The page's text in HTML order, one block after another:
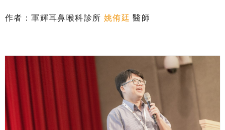
作者：軍輝耳鼻喉科診所 姚侑廷 醫師